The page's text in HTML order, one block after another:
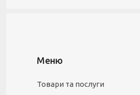
Товари та послуги